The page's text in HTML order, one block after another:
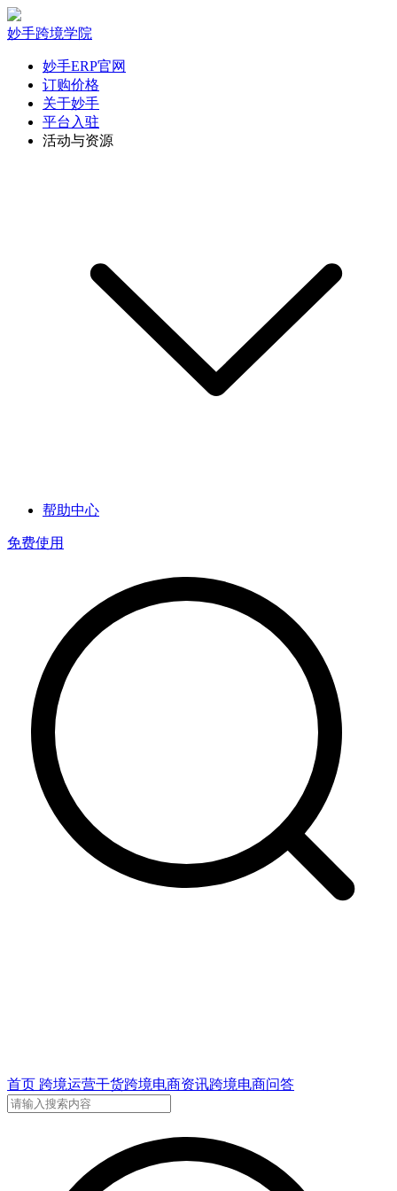
妙手跨境学院
妙手ERP官网
订购价格
关于妙手
平台入驻
活动与资源
帮助中心
免费使用
首页 跨境运营干货跨境电商资讯跨境电商问答